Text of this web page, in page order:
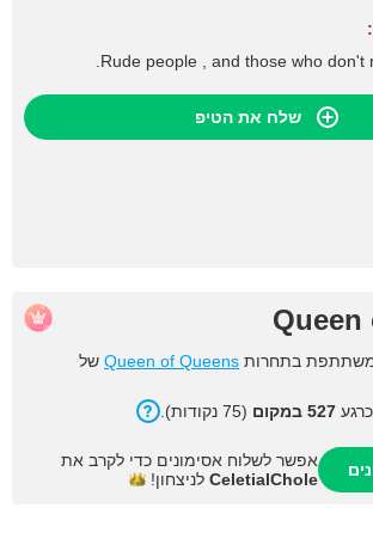
Rude people , and those who don't
שלח את הטיפ
Queen
בתחרות Queen of Queens של
527 במקום (75 נקודות).
אפשר לשלוח אסימונים כדי לקרב את
CeletialChole לניצחון!